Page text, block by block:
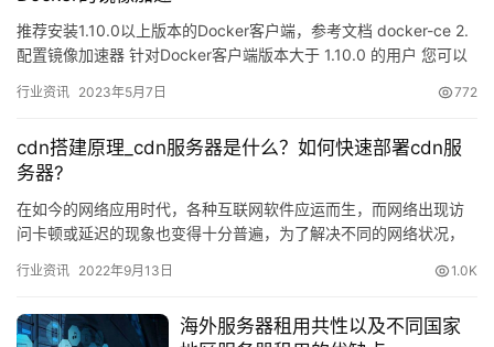
推荐安装1.10.0以上版本的Docker客户端，参考文档 docker-ce 2.
配置镜像加速器 针对Docker客户端版本大于 1.10.0 的用户 您可以
行业资讯 2023年5月7日 772
cdn搭建原理_cdn服务器是什么？如何快速部署cdn服
务器?
在如今的网络应用时代，各种互联网软件应运而生，而网络出现访
问卡顿或延迟的现象也变得十分普遍，为了解决不同的网络状况，
行业资讯 2022年9月13日 1.0K
海外服务器租用共性以及不同国家